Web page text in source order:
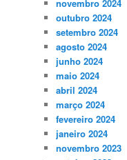
novembro 2024
outubro 2024
setembro 2024
agosto 2024
junho 2024
maio 2024
abril 2024
março 2024
fevereiro 2024
janeiro 2024
novembro 2023